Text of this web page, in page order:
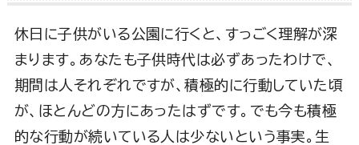
休日に子供がいる公園に行くと、すっごく理解が深
まります。あなたも子供時代は必ずあったわけで、
期間は人それぞれですが、積極的に行動していた頃
が、ほとんどの方にあったはずです。でも今も積極
的な行動が続いている人は少ないという事実。生